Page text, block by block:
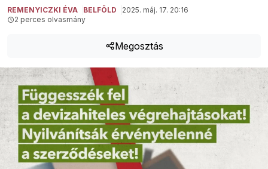
REMENYICZKI ÉVA BELFÖLD
2025. máj. 17. 20:16
2 perces olvasmány
Megosztás